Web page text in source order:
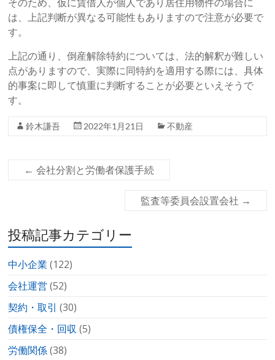
は、上記判断が異なる可能性もありますので注意が必要で
す。
上記の通り、倒産解除特約については、法的解釈が難しい
点がありますので、実際に同特約を適用する際には、具体
的事案に即して慎重に判断することが必要といえそうで
す。
鈴木謙吾 2022年1月21日 不動産
← 会社分割と労働者保護手続
監査等委員会設置会社 →
投稿記事カテゴリー
中小企業 (122)
会社運営 (52)
契約・取引 (30)
債権保全・回収 (5)
労働関係(38)